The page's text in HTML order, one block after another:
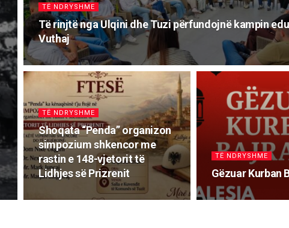
TË NDRYSHME
Të rinjtë nga Ulqini dhe Tuzi përfundojnë kampin
Vuthaj
TË NDRYSHME
Shoqata “Penda” organizon
simpozium shkencor me
rastin e 148-vjetorit të
Lidhjes së Prizrenit
TË NDRYSHME
Gëzuar Kurban